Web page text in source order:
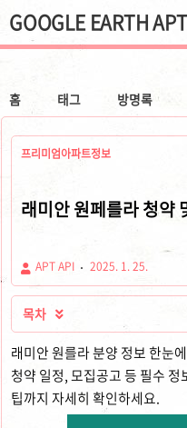
GOOGLE EARTH APT
홈 태그 방명록
프리미엄아파트정보
래미안 원페를라 청약
APT API 2025. 1. 25.
목차 
래미안 원를라 분양 정보 한눈
청약 일정, 모집공고 등 필수
팁까지 자세히 확인하세요.